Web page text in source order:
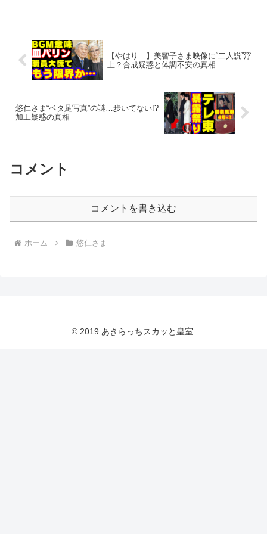
【やはり…】美智子さま映像に“二人説”浮
上？合成疑惑と体調不安の真相
悠仁さま“ベタ足写真”の謎…歩いてない!?
加工疑惑の真相
コメント
コメントを書き込む
ホーム 悠仁さま
© 2019 あきらっちスカッと皇室.